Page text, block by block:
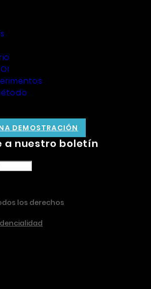
a nuestro boletín
DEMOSTRACIÓN
los derechos